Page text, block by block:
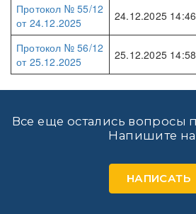
Протокол № 55/12
от 24.12.2025
24.12.2025 14:46
Протокол № 56/12
от 25.12.2025
25.12.2025 14:58
Все еще остались вопросы
Напишите
НАПИСАТЬ